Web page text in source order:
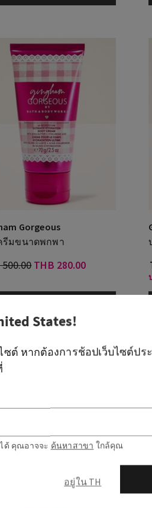
Gorgeous
รีมขนาดพกพา
THB 280.00
States!
ซต์ หากต้องการช้อปเว็บไซต์ป
ด้ คุณอาจจะ ค้นหาสาขา ใกล้คุณ
อยู่ใน TH